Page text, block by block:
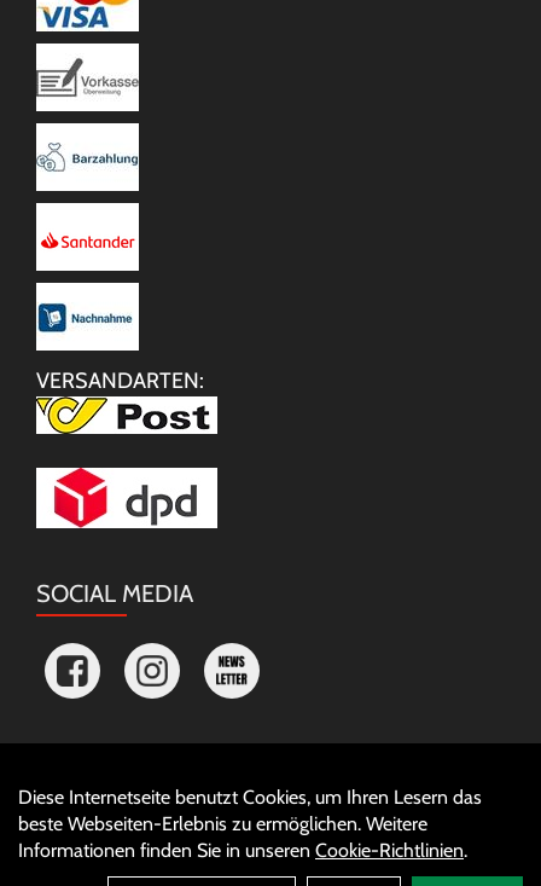
VERSANDARTEN:
SOCIAL MEDIA
Diese Internetseite benutzt Cookies, um Ihren Lesern das
beste Webseiten-Erlebnis zu ermöglichen. Weitere
Informationen finden Sie in unseren Cookie-Richtlinien.
Auftrag widerrufen